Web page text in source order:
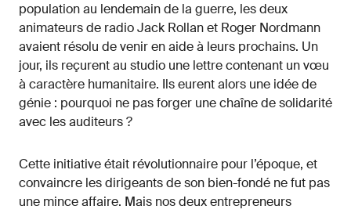
population au lendemain de la guerre, les deux
animateurs de radio Jack Rollan et Roger Nordmann
avaient résolu de venir en aide à leurs prochains. Un
jour, ils reçurent au studio une lettre contenant un vœu
à caractère humanitaire. Ils eurent alors une idée de
génie : pourquoi ne pas forger une chaîne de solidarité
avec les auditeurs ?
Cette initiative était révolutionnaire pour l’époque, et
convaincre les dirigeants de son bien-fondé ne fut pas
une mince affaire. Mais nos deux entrepreneurs